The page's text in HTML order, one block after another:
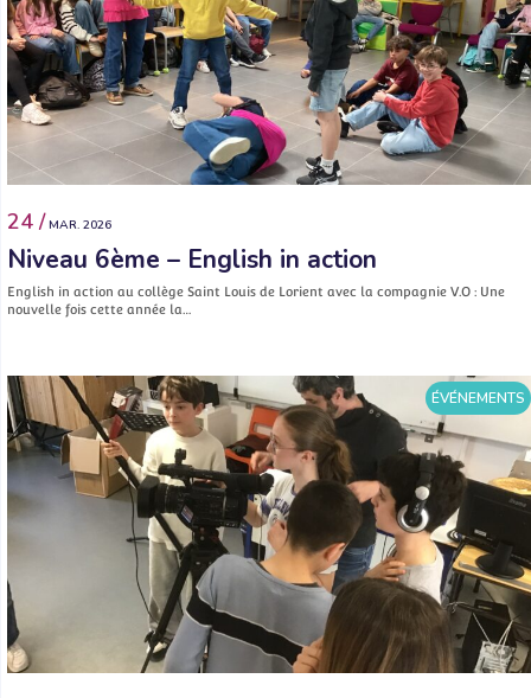
24 / MAR. 2026
Niveau 6ème – English in action
English in action au collège Saint Louis de Lorient avec la compagnie V.O : Une
nouvelle fois cette année la…
ÉVÉNEMENTS